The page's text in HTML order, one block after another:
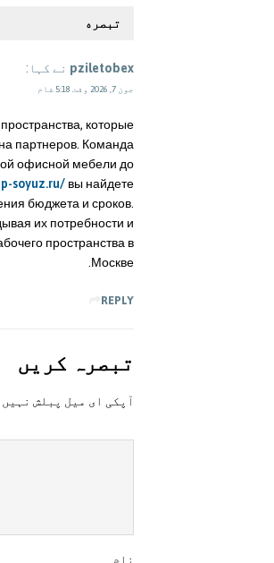
تبصره
pziletobex نے کہا:
جون 7, 2026 وقت 5:18 شام
которые
партнеров. Команда
офисной мебели до
soyuz.ru/ вы найдете
бюджета и сроков.
их потребности и
пространства в
Москве.
REPLY
تبصرہ کريں
آپکی ای ميل پبلش
نام